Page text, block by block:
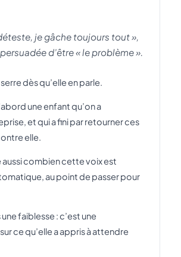
je gâche toujours tout »,
d’être « le problème ».
dès qu’elle en parle.
une enfant qu’on a
et qui a fini par retourner ces
elle.
aussi combien cette voix est
au point de passer pour
une faiblesse : c’est une
ce qu’elle a appris à attendre